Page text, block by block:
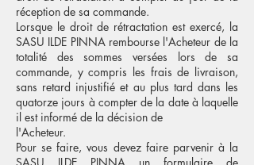
réception de sa commande.
Lorsque le droit de rétractation est exercé, la
SASU ILDE PINNA rembourse l'Acheteur de la
totalité des sommes versées lors de sa
commande, y compris les frais de livraison,
sans retard injustifié et au plus tard dans les
quatorze jours à compter de la date à laquelle
il est informé de la décision de
l'Acheteur.
Pour se faire, vous devez faire parvenir à la